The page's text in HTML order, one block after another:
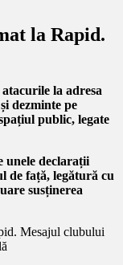
la Rapid.
la adresa
dezminte pe
public, legate
unele declarații
de față, legătură cu
susținerea